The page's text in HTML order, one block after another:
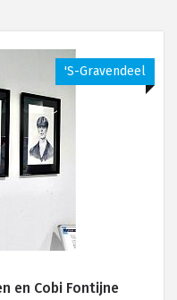
's-Gravendeel
en Cobi Fontijne